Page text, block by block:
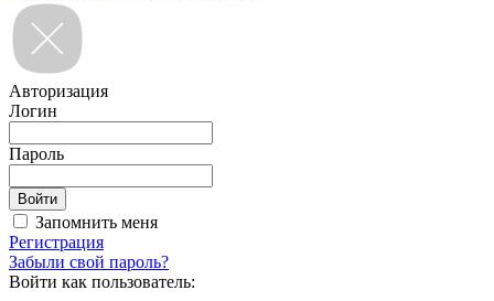
Авторизация
Логин
Пароль
Запомнить меня
Регистрация
Забыли свой пароль?
Войти как пользователь: